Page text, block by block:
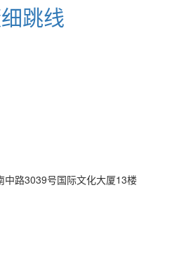
跳线
中路3039号国际文化大厦13楼